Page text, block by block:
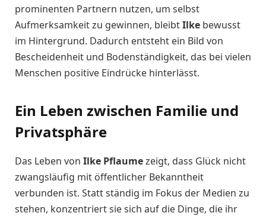
prominenten Partnern nutzen, um selbst
Aufmerksamkeit zu gewinnen, bleibtIlke bewusst
im Hintergrund. Dadurch entsteht ein Bild von
Bescheidenheit und Bodenständigkeit, das bei vielen
Menschen positive Eindrücke hinterlässt.
Ein Leben zwischen Familie und
Privatsphäre
Das Leben von Ilke Pflaumezeigt, dass Glück nicht
zwangsläufig mit öffentlicher Bekanntheit
verbunden ist. Statt ständig im Fokus der Medien zu
stehen, konzentriert sie sich auf die Dinge, die ihr